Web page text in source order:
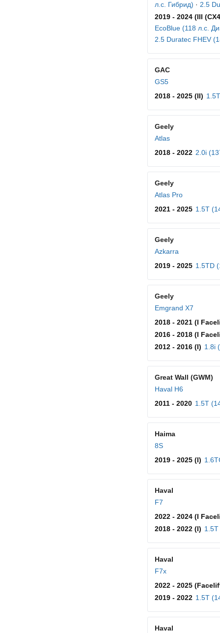
л.с. Гибрид) · 2.5
2019 - 2024 (III
EcoBlue (118 л.с.
2.5 Duratec FHEV
GAC
GS5
2018 - 2025 (II)
Geely
Atlas
2018 - 2022 2.0i
Geely
Atlas Pro
2021 - 2025 1.5T
Geely
Azkarra
2019 - 2025 1.5TD
Geely
Emgrand X7
2018 - 2021 (I
2016 - 2018 (I
2012 - 2016 (I) 1.8i
Great Wall (GWM)
Haval H6
2011 - 2020 1.5T
Haima
8S
2019 - 2025 (I)
Haval
F7
2022 - 2024 (I
2018 - 2022 (I)
Haval
F7x
2022 - 2025
2019 - 2022 1.5T
Haval